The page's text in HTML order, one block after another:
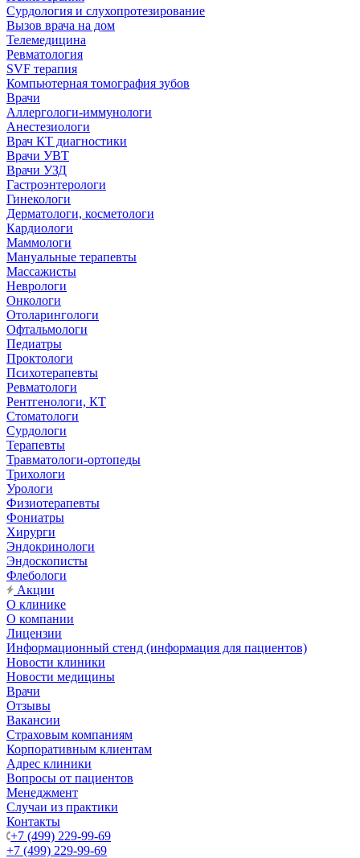
Сурдология и слухопротезирование
Вызов врача на дом
Телемедицина
Ревматология
SVF терапия
Компьютерная томография зубов
Врачи
Аллергологи-иммунологи
Анестезиологи
Врач КТ диагностики
Врачи УВТ
Врачи УЗД
Гастроэнтерологи
Гинекологи
Дерматологи, косметологи
Кардиологи
Маммологи
Мануальные терапевты
Массажисты
Неврологи
Онкологи
Отоларингологи
Офтальмологи
Педиатры
Проктологи
Психотерапевты
Ревматологи
Рентгенологи, КТ
Стоматологи
Сурдологи
Терапевты
Травматологи-ортопеды
Трихологи
Урологи
Физиотерапевты
Фониатры
Хирурги
Эндокринологи
Эндоскописты
Флебологи
Акции
О клинике
О компании
Лицензии
Информационный стенд (информация для пациентов)
Новости клиники
Новости медицины
Врачи
Отзывы
Вакансии
Страховым компаниям
Корпоративным клиентам
Адрес клиники
Вопросы от пациентов
Менеджмент
Случаи из практики
Контакты
+7 (499) 229-99-69
+7 (499) 229-99-69